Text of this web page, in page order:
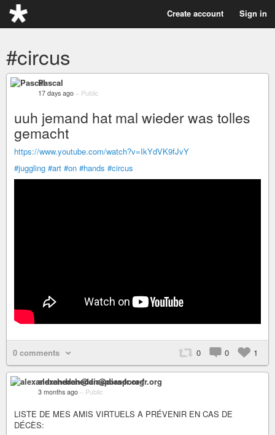
Create account Sign in
#circus
Pascal
17 days ago – Public
uuh jemand hat mal wieder was tolles
gemacht
https://www.youtube.com/watch?v=IkYdVK9fJvY
#juggling #art #on #hands #circus
0 comments 0 0 1
alexandrehedan@diaspora-fr.org
3 months ago – Public
LISTE DE MES AMIS VIRTUELS A PRÉVENIR EN CAS DE
DÉCÈS: